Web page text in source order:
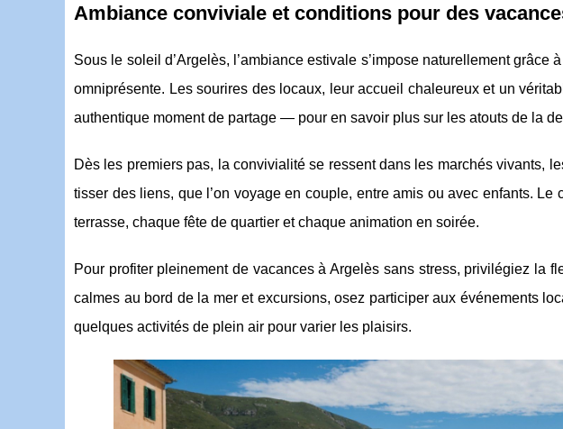
Ambiance conviviale et conditions pour des
Sous le soleil d’Argelès, l’ambiance estivale s’impose naturellement
omniprésente. Les sourires des locaux, leur accueil chaleureux et un
authentique momentde partage — pour en savoir plus sur les atouts de la
Dès les premiers pas, la convivialité se ressent dans les marchés vivants,
tisser des liens, que l’on voyage en couple, entre amis ou avec enfants.
terrasse, chaque fête de quartier et chaque animation en soirée.
Pour profiter pleinement de vacances à Argelès sans stress, privilégiez la
calmes au bord de la mer et excursions, osez participer aux événements
quelques activités de plein air pour varier les plaisirs.